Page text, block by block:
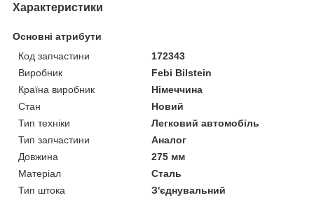
Характеристики
Основні атрибути
Код запчастини
172343
Виробник
Febi Bilstein
Країна виробник
Німеччина
Стан
Новий
Тип техніки
Легковий автомобіль
Тип запчастини
Аналог
Довжина
275 мм
Матеріал
Сталь
Тип штока
З'єднувальний